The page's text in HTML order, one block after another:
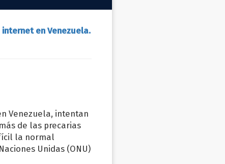
en Venezuela.
Venezuela, intentan
de las precarias
la normal
Unidas (ONU)